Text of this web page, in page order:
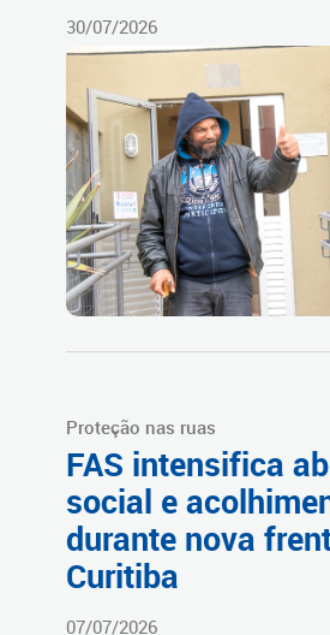
30/07/2026
Proteção nas ruas
FAS intensifica
social e
durante nova
Curitiba
07/07/2026